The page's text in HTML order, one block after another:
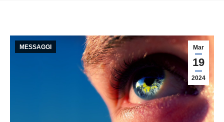
Mar
19
2024
MESSAGGI